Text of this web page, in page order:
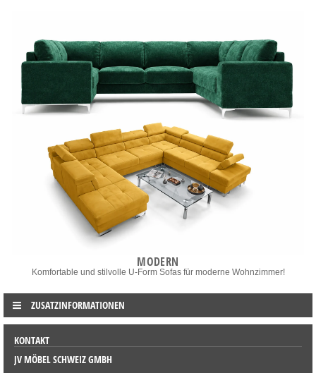
MODERN
Komfortable und stilvolle U-Form Sofas für moderne Wohnzimmer!
ZUSATZINFORMATIONEN
KONTAKT
JV MÖBEL SCHWEIZ GMBH